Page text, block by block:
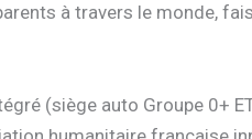
à travers le monde,
(siège auto Groupe 0+